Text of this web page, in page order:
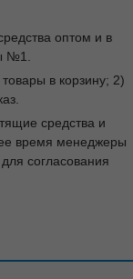
оптом и в
№1.
в корзину; 2)
средства и
время менеджеры
согласования